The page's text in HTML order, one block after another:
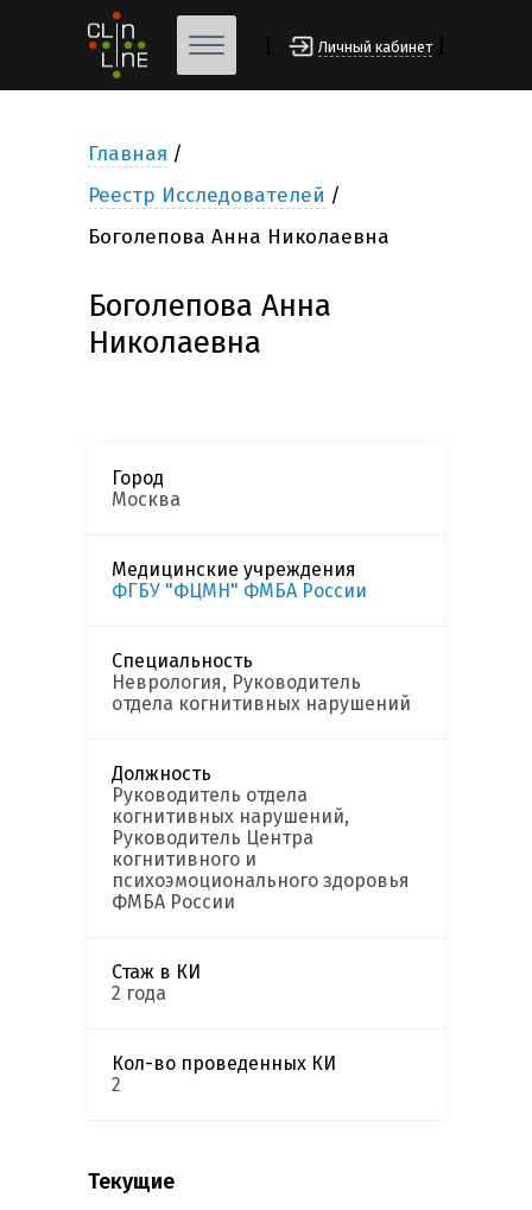
Личный кабинет
Главная
Реестр Исследователей
Боголепова Анна Николаевна
Боголепова Анна
Николаевна
Город
Москва
Медицинские учреждения
ФГБУ "ФЦМН" ФМБА России
Специальность
Неврология, Руководитель
отдела когнитивных нарушений
Должность
Руководитель отдела
когнитивных нарушений,
Руководитель Центра
когнитивного и
психоэмоционального здоровья
ФМБА России
Стаж в КИ
2 года
Кол-во проведенных КИ
2
Текущие